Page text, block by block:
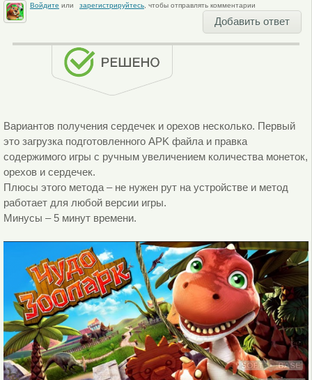
Войдите или зарегистрируйтесь, чтобы отправлять комментарии
Добавить ответ
Вариантов получения сердечек и орехов несколько. Первый
это загрузка подготовленного APK файла и правка
содержимого игры с ручным увеличением количества монеток,
орехов и сердечек.
Плюсы этого метода – не нужен рут на устройстве и метод
работает для любой версии игры.
Минусы – 5 минут времени.